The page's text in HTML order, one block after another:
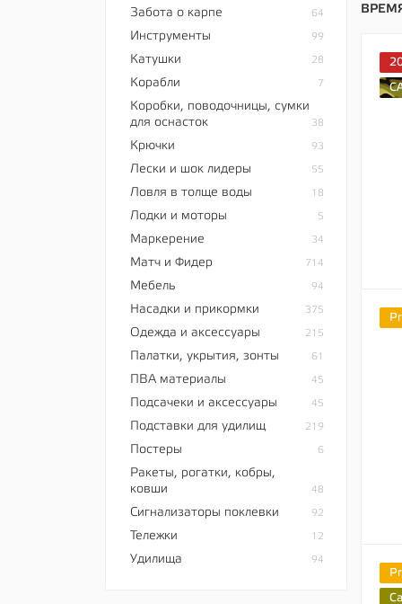
Забота о карпе 64
Инструменты 99
Катушки 28
Корабли 7
Коробки, поводочницы, сумки
для оснасток
38
Крючки 93
Лески и шок лидеры 55
Ловля в толще воды 18
Лодки и моторы 5
Маркерение 34
Матч и Фидер 714
Мебель 94
Насадки и прикормки 375
Одежда и аксессуары 215
Палатки, укрытия, зонты 61
ПВА материалы 45
Подсачеки и аксессуары 45
Подставки для удилищ 219
Постеры 6
Ракеты, рогатки, кобры,
ковши
48
Сигнализаторы поклевки 92
Тележки 12
Удилища 94